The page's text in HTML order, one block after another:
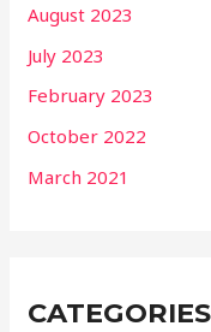
August 2023
July 2023
February 2023
October 2022
March 2021
CATEGORIES